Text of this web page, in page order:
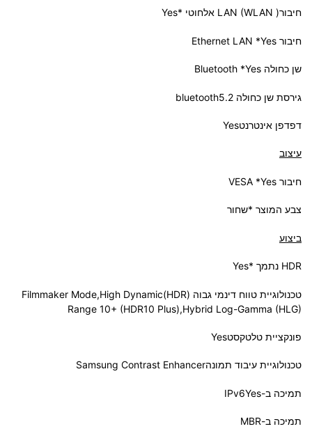
חיבור( LAN (WLAN אלחוטי *Yes
חיבור Ethernet LAN *Yes
שן כחולה Bluetooth *Yes
גירסת שן כחולה bluetooth5.2
דפדפן אינטרנטYes
עיצוב
חיבור VESA *Yes
צבע המוצר *שחור
ביצוע
HDR נתמך *Yes
טכנולוגיית טווח דינמי גבוה (HDR)Filmmaker Mode,High Dynamic
Range 10+ (HDR10 Plus),Hybrid Log-Gamma (HLG)
פונקציית טלטקסטYes
טכנולוגיית עיבוד תמונהSamsung Contrast Enhancer
תמיכה ב-IPv6Yes
תמיכה ב-MBR